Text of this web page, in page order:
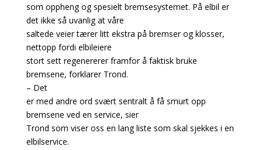
som oppheng og spesielt bremsesystemet. På elbil er
det ikke så uvanlig at våre
saltede veier tærer litt ekstra på bremser og klosser,
nettopp fordi elbileiere
stort sett regenererer framfor å faktisk bruke
bremsene, forklarer Trond.
– Det
er med andre ord svært sentralt å få smurt opp
bremsene ved en service, sier
Trond som viser oss en lang liste som skal sjekkes i en
elbilservice.